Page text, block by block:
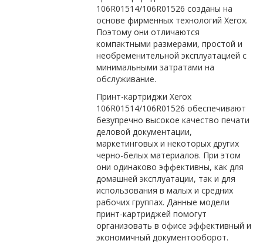
106R01514/106R01526 созданы на
основе фирменных технологий Xerox.
Поэтому они отличаются
компактными размерами, простой и
необременительной эксплуатацией с
минимальными затратами на
обслуживание.
Принт-картриджи Xerox
106R01514/106R01526 обеспечивают
безупречно высокое качество печати
деловой документации,
маркетинговых и некоторых других
черно-белых материалов. При этом
они одинаково эффективны, как для
домашней эксплуатации, так и для
использования в малых и средних
рабочих группах. Данные модели
принт-картриджей помогут
организовать в офисе эффективный и
экономичный документооборот.